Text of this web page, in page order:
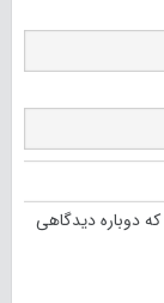
دوباره دیدگاهی